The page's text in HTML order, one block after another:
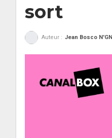
sort
Auteur : Jean Bosco N'GNAMA